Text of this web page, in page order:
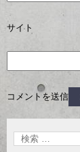
サイト
コメントを送信